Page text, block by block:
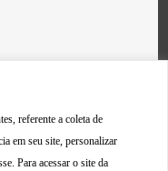
referente a coleta de
em seu site, personalizar
Para acessar o site da